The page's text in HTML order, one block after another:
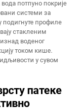
потпуно покрије
системи за
профиле
стакленим
воденог
током кише.
у сувом
патеке